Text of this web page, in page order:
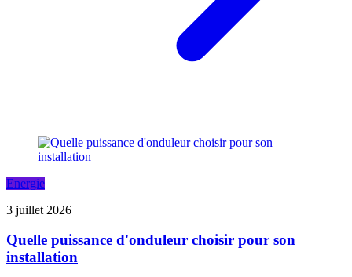
Energie
3 juillet 2026
Quelle puissance d'onduleur choisir pour son
installation